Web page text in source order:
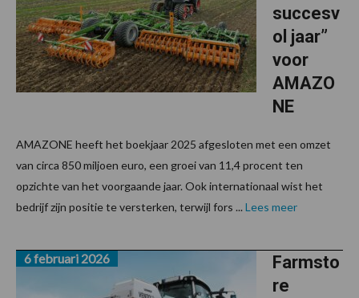
succesv
ol jaar”
voor
AMAZO
NE
AMAZONE heeft het boekjaar 2025 afgesloten met een omzet
van circa 850 miljoen euro, een groei van 11,4 procent ten
opzichte van het voorgaande jaar. Ook internationaal wist het
bedrijf zijn positie te versterken, terwijl fors ... Lees meer
Farmsto
re
6 februari 2026